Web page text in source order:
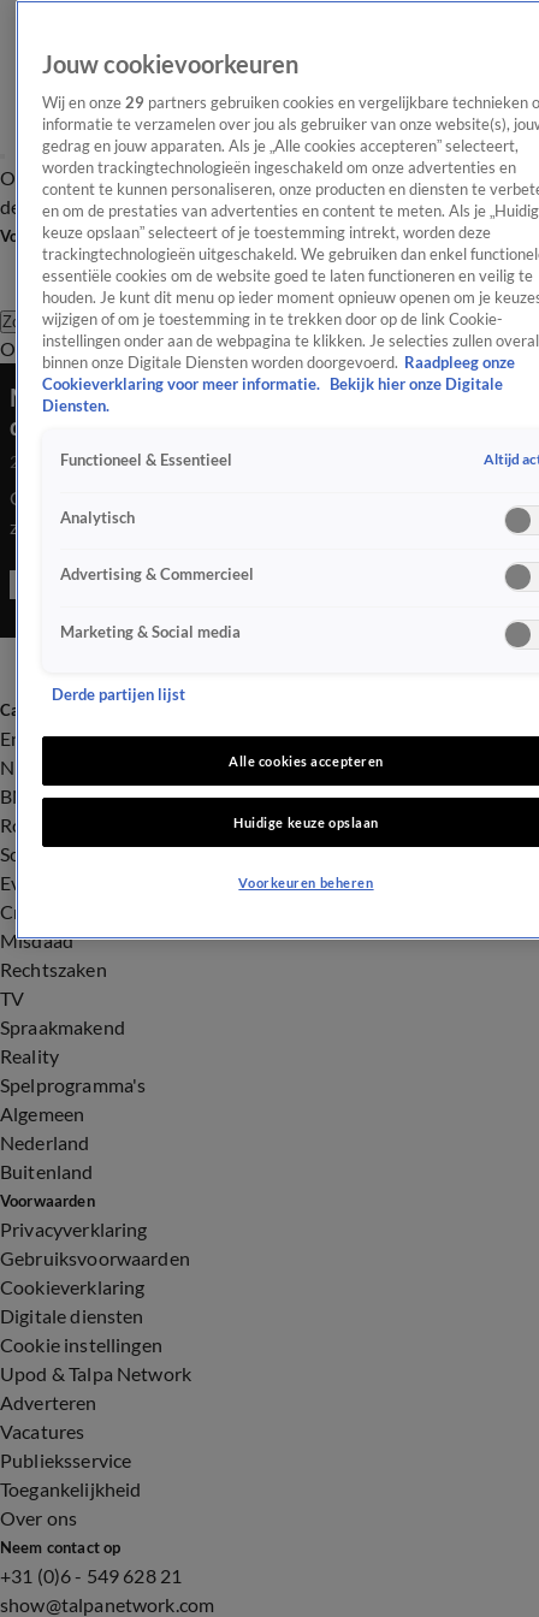
OverzichtAfleveringen Entertainment TV Algemeen
Tip
de redactieNieuwsbrief
Volg Shownieuws
Zoeken
OverzichtEntertainmentSpraakmakendRealityCrimeVideo's
Mensen klimmen over de hekken bij Festival op
de Ring
21 juni 2025, 21:24
Grote drukte op Festival op de Ring in Amsterdam zorgt
zaterdagavond voor chaos: bezoekers klimmen over hekken en
Categorieën
Entertainment
Nieuws
BN'ers
Royalty
Songfestival
Evenementen
Crime
Misdaad
Rechtszaken
TV
Spraakmakend
Reality
Spelprogramma's
Algemeen
Nederland
Buitenland
Voorwaarden
Privacyverklaring
Gebruiksvoorwaarden
Cookieverklaring
Digitale diensten
Cookie instellingen
Upod & Talpa Network
Adverteren
Vacatures
Publieksservice
Toegankelijkheid
Over ons
Neem contact op
+31 (0)6 - 549 628 21
show@talpanetwork.com
Jouw cookievoorkeuren
Wij en onze 29 partners gebruiken cookies en vergelijkbare technieken
informatie te verzamelen over jou als gebruiker van onze website(s),
gedrag en jouw apparaten. Als je „Alle cookies accepteren” selecteert,
worden trackingtechnologieën ingeschakeld om onze advertenties en
content te kunnen personaliseren, onze producten en diensten te
en om de prestaties van advertenties en content te meten. Als je
keuze opslaan” selecteert of je toestemming intrekt, worden deze
trackingtechnologieën uitgeschakeld. We gebruiken dan enkel
essentiële cookies om de website goed te laten functioneren en veilig te
houden. Je kunt dit menu op ieder moment opnieuw openen om je
wijzigen of om je toestemming in te trekken door op de link Cookie-
instellingen onder aan de webpagina te klikken. Je selecties zullen overal
binnen onze Digitale Diensten worden doorgevoerd. Raadpleeg onze
Cookieverklaring voor meer informatie.
Bekijk hier onze Digitale
Diensten.
Functioneel & Essentieel Altijd
Analytisch
Advertising & Commercieel
Marketing & Social media
Derde partijen lijst
Alle cookies accepteren
Huidige keuze opslaan
Voorkeuren beheren